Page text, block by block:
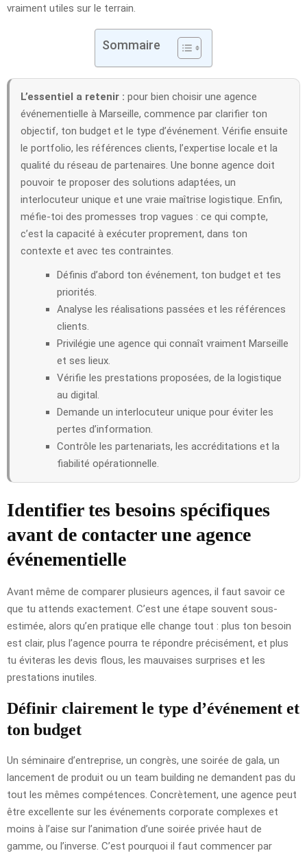
vraiment utiles sur le terrain.
Sommaire
L’essentiel a retenir : pour bien choisir une agence
événementielle à Marseille, commence par clarifier ton
objectif, ton budget et le type d’événement. Vérifie ensuite
le portfolio, les références clients, l’expertise locale et la
qualité du réseau de partenaires. Une bonne agence doit
pouvoir te proposer des solutions adaptées, un
interlocuteur unique et une vraie maîtrise logistique. Enfin,
méfie-toi des promesses trop vagues : ce qui compte,
c’est la capacité à exécuter proprement, dans ton
contexte et avec tes contraintes.
Définis d’abord ton événement, ton budget et tes
priorités.
Analyse les réalisations passées et les références
clients.
Privilégie une agence qui connaît vraiment Marseille
et ses lieux.
Vérifie les prestations proposées, de la logistique
au digital.
Demande un interlocuteur unique pour éviter les
pertes d’information.
Contrôle les partenariats, les accréditations et la
fiabilité opérationnelle.
Identifier tes besoins spécifiques
avant de contacter une agence
événementielle
Avant même de comparer plusieurs agences, il faut savoir ce
que tu attends exactement. C’est une étape souvent sous-
estimée, alors qu’en pratique elle change tout : plus ton besoin
est clair, plus l’agence pourra te répondre précisément, et plus
tu éviteras les devis flous, les mauvaises surprises et les
prestations inutiles.
Définir clairement le type d’événement et
ton budget
Un séminaire d’entreprise, un congrès, une soirée de gala, un
lancement de produit ou un team building ne demandent pas du
tout les mêmes compétences. Concrètement, une agence peut
être excellente sur les événements corporate complexes et
moins à l’aise sur l’animation d’une soirée privée haut de
gamme, ou l’inverse. C’est pourquoi il faut commencer par